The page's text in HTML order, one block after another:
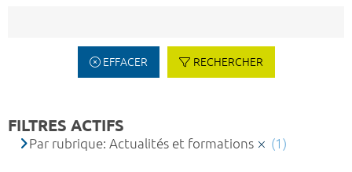
EFFACER RECHERCHER
FILTRES ACTIFS
Par rubrique: Actualités et formations (1)